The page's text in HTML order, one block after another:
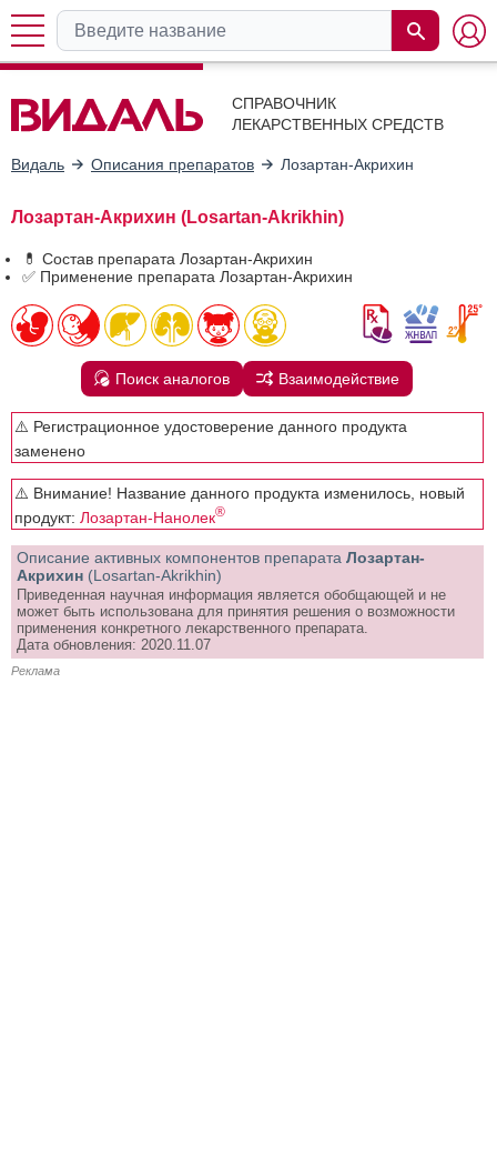
СПРАВОЧНИК
ЛЕКАРСТВЕННЫХ СРЕДСТВ
Видаль Описания препаратов Лозартан-Акрихин
Лозартан-Акрихин (Losartan-Akrikhin)
💊 Состав препарата Лозартан-Акрихин
✅ Применение препарата Лозартан-Акрихин
Поиск аналогов Взаимодействие
⚠️ Регистрационное удостоверение данного продукта
заменено
⚠️ Внимание! Название данного продукта изменилось, новый
продукт: Лозартан-Нанолек®
Описание активных компонентов препарата Лозартан-
Акрихин (Losartan-Akrikhin)
Приведенная научная информация является обобщающей и не
может быть использована для принятия решения о возможности
применения конкретного лекарственного препарата.
Дата обновления: 2020.11.07
Реклама